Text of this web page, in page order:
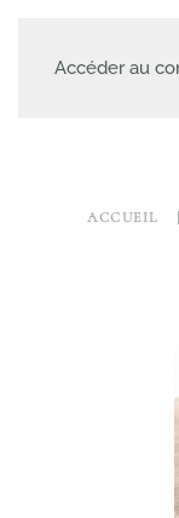
Accéder au
A PROPOSLE
ACCUEIL